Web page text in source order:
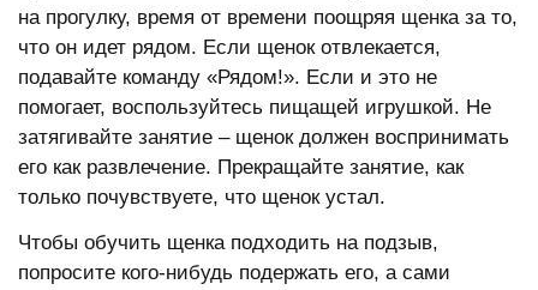
на прогулку, время от времени поощряя щенка за то,
что он идет рядом. Если щенок отвлекается,
подавайте команду «Рядом!». Если и это не
помогает, воспользуйтесь пищащей игрушкой. Не
затягивайте занятие – щенок должен воспринимать
его как развлечение. Прекращайте занятие, как
только почувствуете, что щенок устал.
Чтобы обучить щенка подходить на подзыв,
попросите кого-нибудь подержать его, а сами